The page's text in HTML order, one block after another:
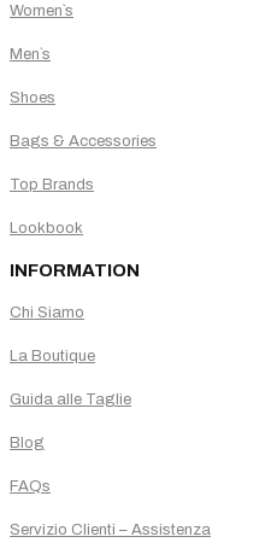
Women`s
Men`s
Shoes
Bags & Accessories
Top Brands
Lookbook
INFORMATION
Chi Siamo
La Boutique
Guida alle Taglie
Blog
FAQs
Servizio Clienti – Assistenza